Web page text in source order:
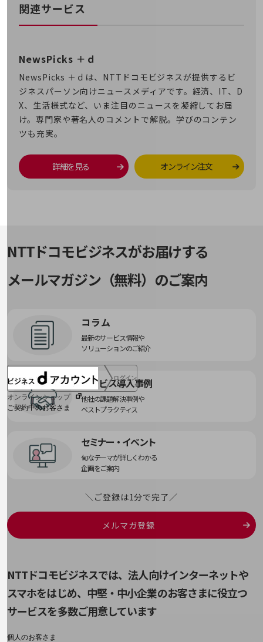
サステナビリティ基本方針
ダイバーシティ
経営情報TOP
業績
決算公告
基礎的電気通信役務損益明細表
採用情報
障がい者採用
人材育成制度
NTTドコモグループ
ログイン
オンラインショップ
ご契約中のお客さま
サービス別サポート情報
ご契約中サービスの一元管理
料金分析(ご利用料金管理サービス)
個人のお客さま
関連サービス
NewsPicks ＋ｄ
NewsPicks ＋ｄは、NTTドコモビジネスが提供するビ
ジネスパーソン向けニュースメディアです。経済、IT、D
X、生活様式など、いま注目のニュースを凝縮してお届
け。専門家や著名人のコメントで解説。学びのコンテン
ツも充実。
詳細を見る オンライン注文
NTTドコモビジネスがお届けする
メールマガジン（無料）のご案内
コラム
最新のサービス情報や
ソリューションのご紹介
サービス導入事例
他社の課題解決事例や
ベストプラクティス
セミナー・イベント
旬なテーマが詳しくわかる
企画をご案内
＼ご登録は1分で完了／
メルマガ登録
NTTドコモビジネスでは、法人向けインターネットや
スマホをはじめ、 中堅・中小企業のお客さまに役立つ
サービスを多数ご用意しています